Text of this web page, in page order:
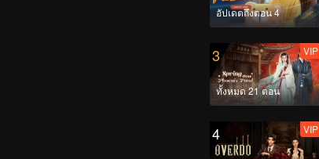
อัปเดตถึงตอน 4
3
ทั้งหมด 21 ตอน
VIP
4 VIP